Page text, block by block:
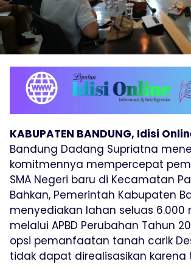
KABUPATEN BANDUNG, Idisi
Bandung Dadang Supriatna
komitmennya mempercepat
SMA Negeri baru di Kecamatan
Bahkan, Pemerintah Kabupaten
menyediakan lahan seluas 6.000
melalui APBD Perubahan Tahun
opsi pemanfaatan tanah carik
tidak dapat direalisasikan karena